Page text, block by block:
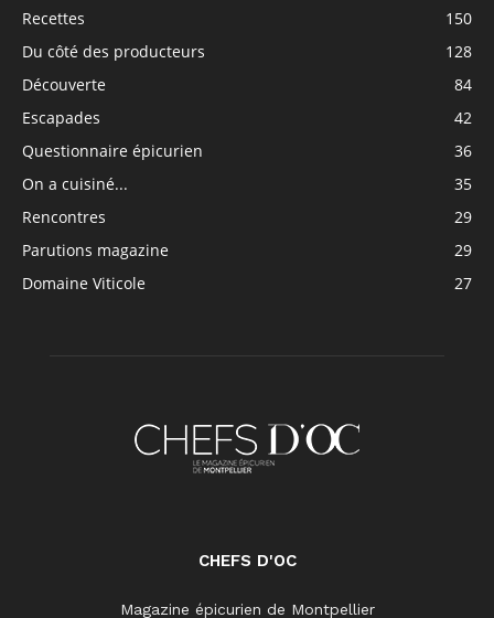
Recettes
150
Du côté des producteurs
128
Découverte
84
Escapades
42
Questionnaire épicurien
36
On a cuisiné...
35
Rencontres
29
Parutions magazine
29
Domaine Viticole
27
CHEFS D'OC
Magazine épicurien de Montpellier